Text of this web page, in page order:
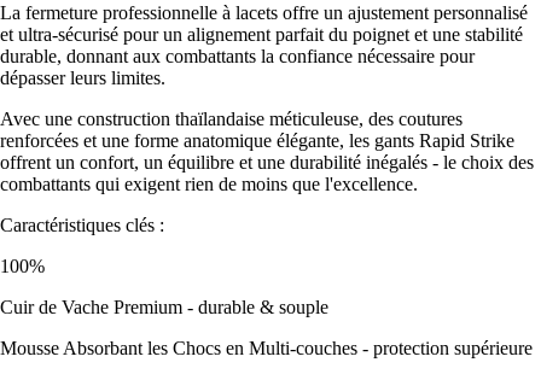
La fermeture professionnelle à lacets offre un ajustement personnalisé
et ultra-sécurisé pour un alignement parfait du poignet et une stabilité
durable, donnant aux combattants la confiance nécessaire pour
dépasser leurs limites.
Avec une construction thaïlandaise méticuleuse, des coutures
renforcées et une forme anatomique élégante, les gants Rapid Strike
offrent un confort, un équilibre et une durabilité inégalés - le choix des
combattants qui exigent rien de moins que l'excellence.
Caractéristiques clés :
100%
Cuir de Vache Premium - durable & souple
Mousse Absorbant les Chocs en Multi-couches - protection supérieure